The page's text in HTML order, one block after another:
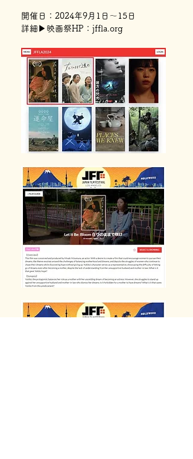
開催日：2024年9月1日～15日
詳細▶︎映画祭HP：jffla.org